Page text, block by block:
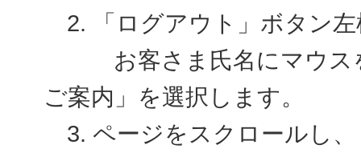
2. 「ログアウト」ボタン
お客さま氏名にマウスを
ご案内」を選択します。
3. ページをスクロールし